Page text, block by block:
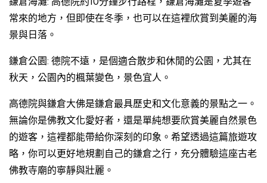
常來的地方，但即使在冬季，也可以在這裡欣賞到美麗的海
景與日落。
鎌倉公園: 德院不遠，是個適合散步和休閒的公園，尤其在
秋天，公園內的楓葉變色，景色宜人。
高德院與鎌倉大佛是鎌倉最具歷史和文化意義的景點之一。
無論你是佛教文化愛好者，還是單純想要欣賞美麗自然景色
的遊客，這裡都能帶給你深刻的印象。希望透過這篇旅遊攻
略，你可以更好地規劃自己的鎌倉之行，充分體驗這座古老
佛教寺廟的寧靜與壯麗。